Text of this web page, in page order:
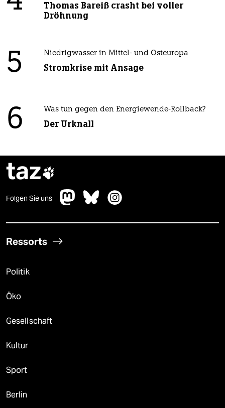
Thomas Bareiß crasht bei voller
Dröhnung
5 Niedrigwasser in Mittel- und Osteuropa
Stromkrise mit Ansage
6 Was tun gegen den Energiewende-Rollback?
Der Urknall
taz
Folgen Sie uns
Ressorts
Politik
Öko
Gesellschaft
Kultur
Sport
Berlin